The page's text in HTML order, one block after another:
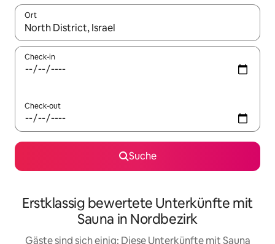
Ort
Wenn Ergebnisse verfügbar sind, navigiere mit den
Check-in
Check-out
Suche
Erstklassig bewertete Unterkünfte mit
Sauna in Nordbezirk
Gäste sind sich einig: Diese Unterkünfte mit Sauna